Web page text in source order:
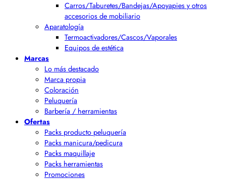
Carros/Taburetes/Bandejas/Apoyapies y otros
accesorios de mobiliario
Aparatología
Termoactivadores/Cascos/Vaporales
Equipos de estética
Marcas
Lo más destacado
Marca propia
Coloración
Peluquería
Barbería / herramientas
Ofertas
Packs producto peluquería
Packs manicura/pedicura
Packs maquillaje
Packs herramientas
Promociones